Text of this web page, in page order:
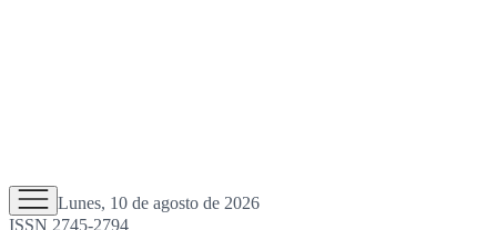
Lunes, 10 de agosto de 2026
ISSN 2745-2794